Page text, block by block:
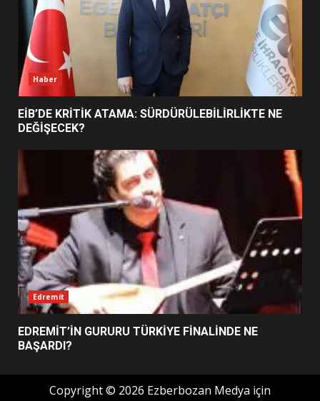
7
BURHANİYE BELEDİYESPOR’DA
YENİ YÖNETİM NASIL
ŞEKİLLENDİ?
Haber
EİB’DE KRİTİK ATAMA: SÜRDÜRÜLEBİLİRLİKTE NE
DEĞİŞECEK?
Edremit
EDREMİT’İN GURURU TÜRKİYE FİNALİNDE NE
BAŞARDI?
Copyright © 2026 Ezberbozan Medya için